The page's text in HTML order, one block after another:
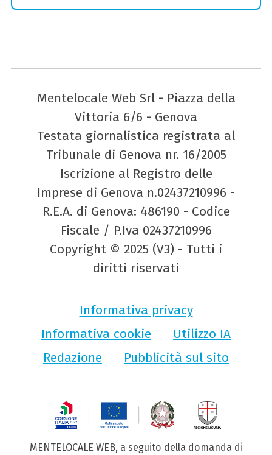
Mentelocale Web Srl - Piazza della
Vittoria 6/6 - Genova
Testata giornalistica registrata al
Tribunale di Genova nr. 16/2005
Iscrizione al Registro delle
Imprese di Genova n.02437210996 -
R.E.A. di Genova: 486190 - Codice
Fiscale / P.Iva 02437210996
Copyright © 2025 (V3) - Tutti i
diritti riservati
Informativa privacy
Informativa cookie
Utilizzo IA
Redazione
Pubblicità sul sito
MENTELOCALE WEB, a seguito della domanda di